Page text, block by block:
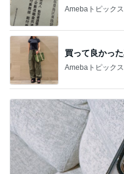
Amebaトピックス
買って良かっ
Amebaトピックス